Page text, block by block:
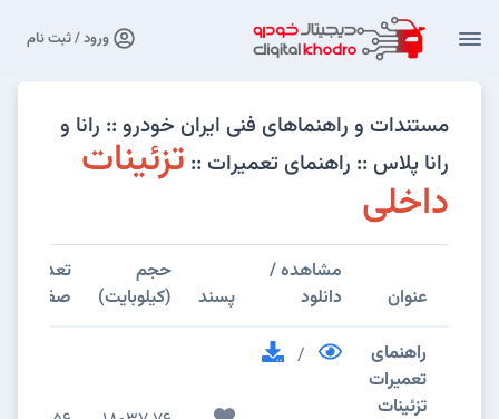
ورود / ثبت نام
مستندات و راهنماهای فنی ایران خودرو :: رانا و
رانا پلاس :: راهنمای تعمیرات :: تزئینات
داخلی
عنوان
مشاهده /
دانلود
پسند
حجم
(کیلوبایت)
تعداد
صفحات
راهنمای
تعمیرات
تزئینات
/